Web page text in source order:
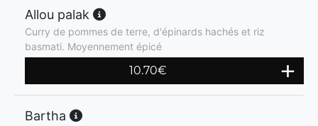
Allou palak
Curry de pommes de terre, d'épinards hachés et riz
basmati. Moyennement épicé
10.70€
Bartha